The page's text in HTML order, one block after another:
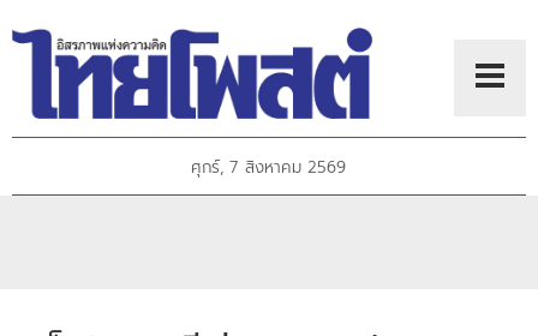
ศุกร์, 7 สิงหาคม 2569